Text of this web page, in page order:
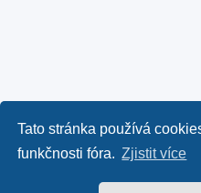
Tato stránka používá
funkčnosti fóra. Zjistit více